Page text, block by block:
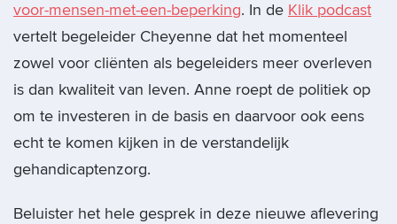
voor-mensen-met-een-beperking. In de Klik podcast
vertelt begeleider Cheyenne dat het momenteel
zowel voor cliënten als begeleiders meer overleven
is dan kwaliteit van leven. Anne roept de politiek op
om te investeren in de basis en daarvoor ook eens
echt te komen kijken in de verstandelijk
gehandicaptenzorg.
Beluister het hele gesprek in deze nieuwe aflevering